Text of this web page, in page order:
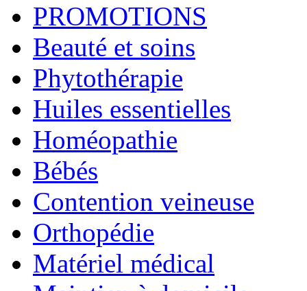
PROMOTIONS
Beauté et soins
Phytothérapie
Huiles essentielles
Homéopathie
Bébés
Contention veineuse
Orthopédie
Matériel médical